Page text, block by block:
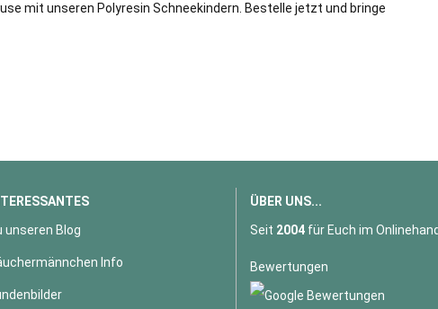
mit unseren Polyresin Schneekindern. Bestelle jetzt und bringe
unseren Blog
Info
ÜBER UNS...
Seit 2004 für Euch im
Bewertungen